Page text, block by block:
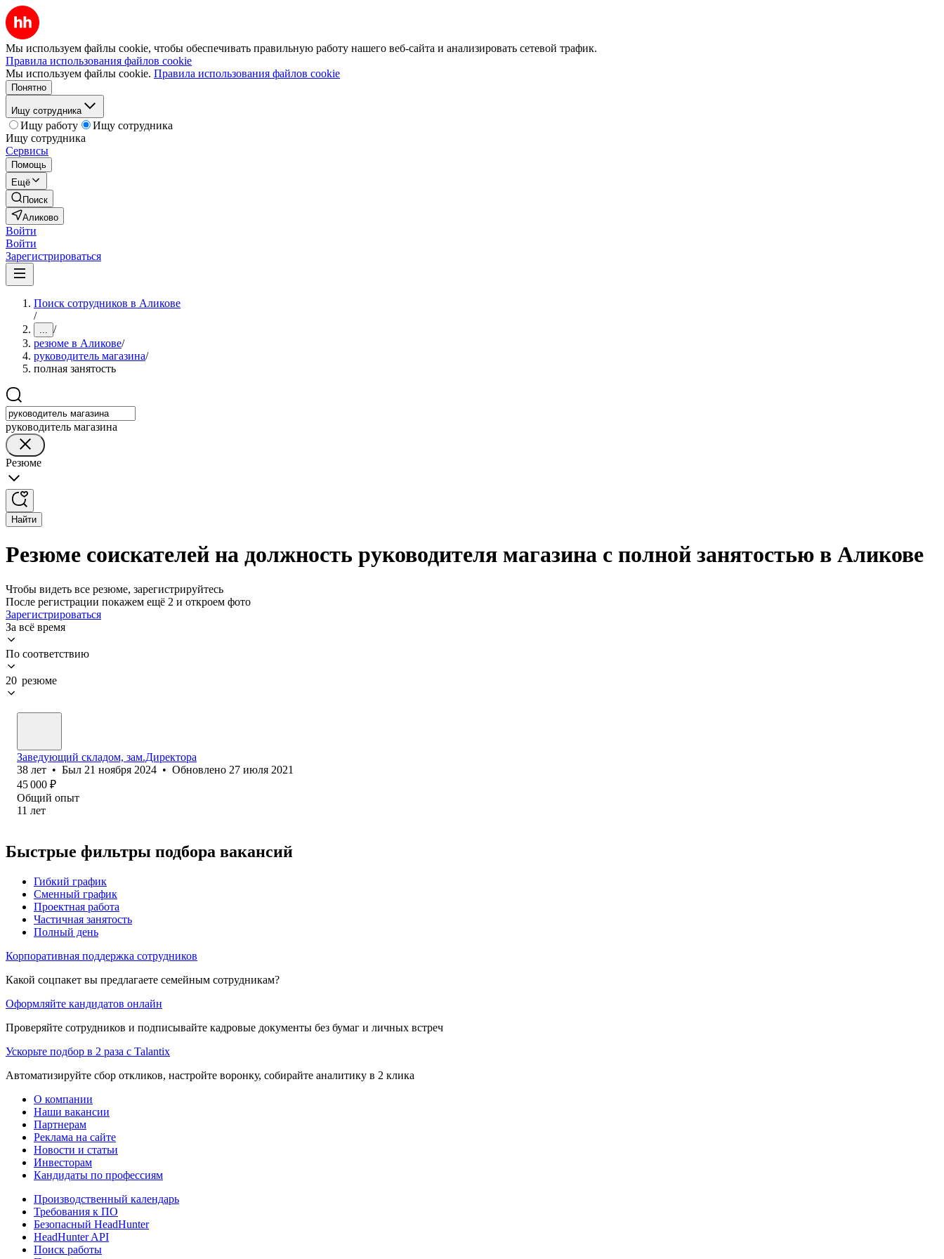
Мы используем файлы cookie, чтобы обеспечивать правильную работу нашего веб-сайта и анализировать сетевой трафик.
Правила использования файлов cookie
Мы используем файлы cookie. Правила использования файлов cookie
Понятно
Ищу сотрудника
Ищу работу
Ищу сотрудника
Ищу сотрудника
Сервисы
Помощь
Ещё
Поиск
Аликово
Войти
Войти
Зарегистрироваться
Поиск сотрудников в Аликове
/
... /
резюме в Аликове/
руководитель магазина/
полная занятость
руководитель магазина
Резюме
Найти
Резюме соискателей на должность руководителя магазина с полной занятостью в Аликове
Чтобы видеть все резюме, зарегистрируйтесь
После регистрации покажем ещё 2 и откроем фото
Зарегистрироваться
За всё время
По соответствию
20 резюме
Заведующий складом, зам.Директора
38 лет • Был 21 ноября 2024 • Обновлено 27 июля 2021
45 000 ₽
Общий опыт
11 лет
Быстрые фильтры подбора вакансий
Гибкий график
Сменный график
Проектная работа
Частичная занятость
Полный день
Корпоративная поддержка сотрудников
Какой соцпакет вы предлагаете семейным сотрудникам?
Оформляйте кандидатов онлайн
Проверяйте сотрудников и подписывайте кадровые документы без бумаг и личных встреч
Ускорьте подбор в 2 раза с Talantix
Автоматизируйте сбор откликов, настройте воронку, собирайте аналитику в 2 клика
О компании
Наши вакансии
Партнерам
Реклама на сайте
Новости и статьи
Инвесторам
Кандидаты по профессиям
Производственный календарь
Требования к ПО
Безопасный HeadHunter
HeadHunter API
Поиск работы